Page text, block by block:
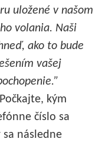
uložené v našom
volania. Naši
ako to bude
vašej
Počkajte, kým
číslo sa
následne